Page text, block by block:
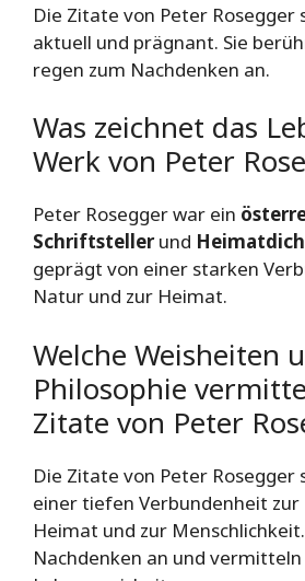
Die Zitate von Peter Rosegger
aktuell und prägnant. Sie
regen zum Nachdenken an.
Was zeichnet das
Werk von Peter
Peter Rosegger war ein
Schriftstellerund
geprägt von einer starken
Natur und zur Heimat.
Welche Weisheiten
Philosophie
Zitate von Peter
Die Zitate von Peter Rosegger
einer tiefen Verbundenheit zur
Heimat und zur
Nachdenken an und